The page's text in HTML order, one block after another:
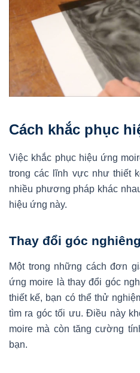
Cách khắc phục
Việc khắc phục hiệu ứng
trong các lĩnh vực như thiết
nhiều phương pháp khác
hiệu ứng này.
Thay đổi góc
Một trong những cách đơn
ứng moire là thay đổi góc
thiết kế, bạn có thể thử
tìm ra góc tối ưu. Điều này
moire mà còn tăng cường
bạn.